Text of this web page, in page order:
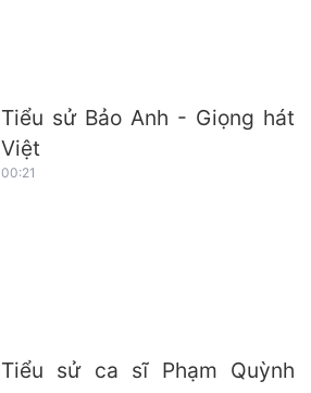
Tiểu sử Bảo Anh - Giọng hát
Việt
00:21
Tiểu sử ca sĩ Phạm Quỳnh